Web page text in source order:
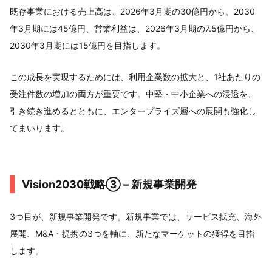
既存事業における売上高は、2026年3月期の30億円から、2030
年3月期には45億円、営業利益は、2026年3月期の7.5億円から、
2030年3月期には15億円を目指します。
この成長を実現するためには、利用企業数の拡大と、1社あたりの
受注件数の増加の両方が重要です。中堅・中小企業への浸透を、
引き続き進めるとともに、エンタープライズ層への展開も強化し
てまいります。
Vision2030戦略③ – 新規事業開発
3つ目が、新規事業開発です。新規事業では、サービス拡充、海外
展開、M&A・提携の3つを軸に、新たなマーケットの獲得を目指
します。